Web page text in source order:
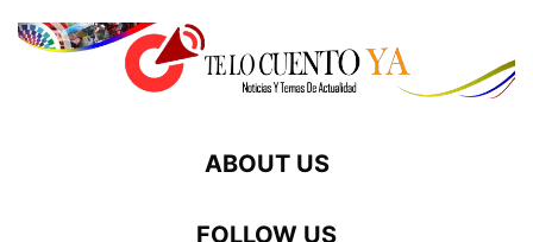
ABOUT US
FOLLOW US